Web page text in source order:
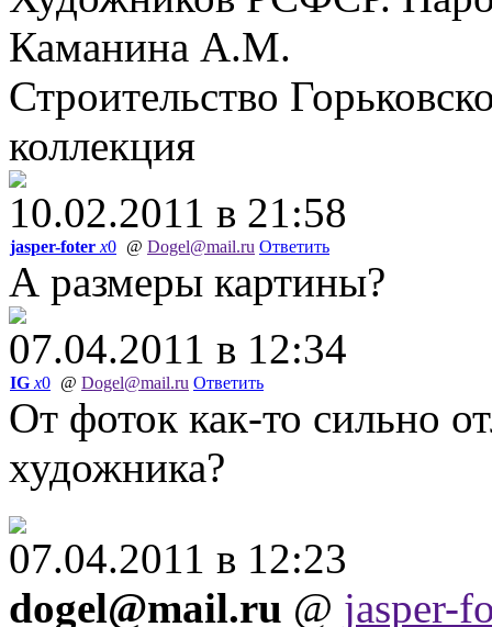
Каманина А.М.
Строительство
коллекция
10.02.2011 в 21:58
jasper-foter x0 @ Dogel@mail.ru Ответить
А размеры картины?
07.04.2011 в 12:34
IG x0 @ Dogel@mail.ru Ответить
От фоток как-то сильно
художника?
07.04.2011 в 12:23
dogel@mail.ru @ jasper-